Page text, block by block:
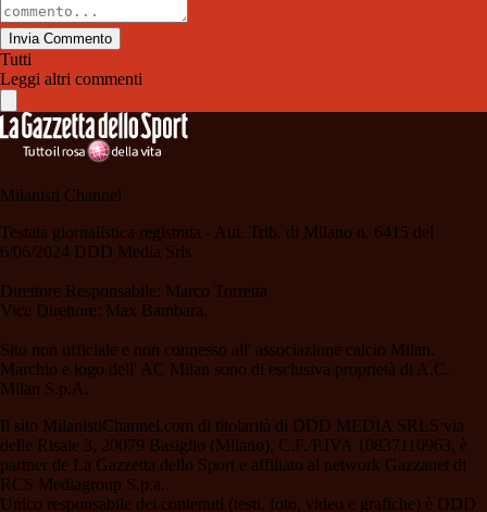
Invia Commento
Tutti
Leggi altri commenti
Milanisti Channel
Testata giornalistica registrata - Aut. Trib. di Milano n. 6415 del
6/06/2024 DDD Media Srls
Direttore Responsabile: Marco Torretta
Vice Direttore: Max Bambara.
Sito non ufficiale e non connesso all' associazione calcio Milan.
Marchio e logo dell' AC Milan sono di esclusiva proprietà di A.C.
Milan S.p.A.
Il sito MilanistiChannel.com di titolarità di DDD MEDIA SRLS via
delle Risaie 3, 20079 Basiglio (Milano), C.F./P.IVA 10837110963, è
partner de La Gazzetta dello Sport e affiliato al network Gazzanet di
RCS Mediagroup S.p.a..
Unico responsabile dei contenuti (testi, foto, video e grafiche) è DDD